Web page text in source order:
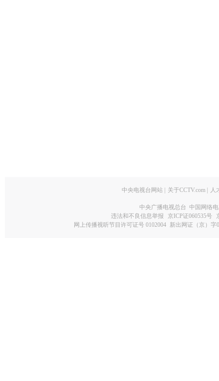
中央电视台网站 关于CCTV.com 人
中央广播电视总台 中国网络
违法和不良信息举报
京ICP证060535号
网上传播视听节目许可证号 0102004 新出网证（京）